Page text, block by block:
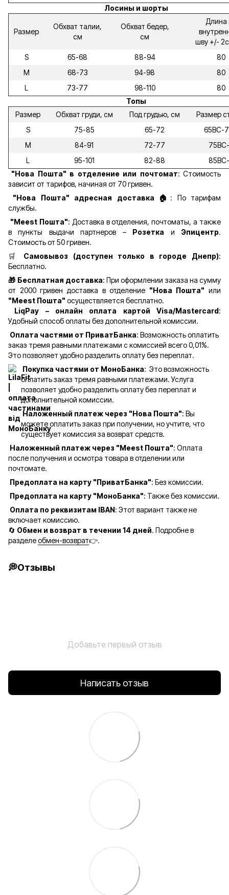
Лосины и шорты
Размер
Обхват талии,
см
Обхват бедер,
см
Длина
шву +/-
S
65-68 88-94
80
M
68-73 94-98
80
L
73-77 98-110
80
Топы
Размер
Обхват груди, см Под грудью, см
Размер
S
75-85 65-72
65ВС-
M
84-91 72-77
L
95-101 82-88
"Нова Пошта" в отделение или почтомат: Стоимость
зависит от тарифов, начиная от 70 гривен.
"Нова Пошта" адресная доставка 🏠 : По тарифам
службы.
"Meest Пошта": Доставка в отделения, почтоматы, а также
в пункты выдачи партнеров – Розетка и Эпицентр.
Стоимость от 50 гривен.
🛒 Самовывоз (доступен только в городе Днепр):
Бесплатно.
🎁 Бесплатная доставка: При оформлении заказа на сумму
от 2000 гривен доставка в отделение "Нова Пошта" или
"Meest Пошта" осуществляется бесплатно.
LiqPay – онлайн оплата картой Visa/Mastercard:
Удобный способ оплаты без дополнительной комиссии.
Оплата частями от ПриватБанка: Возможность оплатить
заказ тремя равными платежами с комиссией всего 0,01%.
Это позволяет удобно разделить оплату без переплат.
Покупка частями от МоноБанка: Это возможность
оплатить заказ тремя равными платежами. Услуга
позволяет удобно разделить оплату без переплат и
дополнительной комиссии.
Наложенный платеж через "Нова Пошта": Вы
можете оплатить заказ при получении, но учтите, что
существует комиссия за возврат средств.
Наложенный платеж через "Meest Пошта": Оплата
после получения и осмотра товара в отделении или
почтомате.
Предоплата на карту "ПриватБанка": Без комиссии.
Предоплата на карту "МоноБанка": Также без комиссии.
Оплата по реквизитам IBAN: Этот вариант также не
включает комиссию.
🔄 Обмен и возврат в течении 14 дней. Подробне в
разделеобмен-возврат👉.
💭Отзывы
Добавьте первый отзыв
Написать отзыв